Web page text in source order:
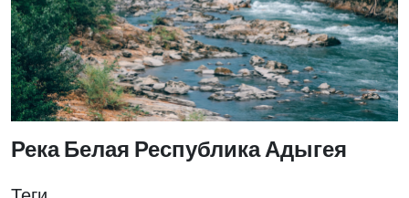
Река Белая Республика Адыгея